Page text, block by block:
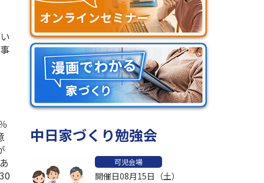
中日家づくり勉強会
可児会場
開催日08月15日（土）